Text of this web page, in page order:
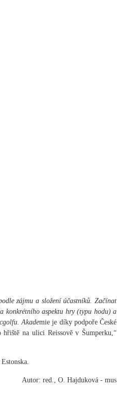
zájmu a složení účastníků. Začínat
konkrétního aspektu hry (typu hodu) a
Akademie je díky podpoře České
na ulici Reissově v Šumperku,“
Autor: red., O. Hajduková - mus